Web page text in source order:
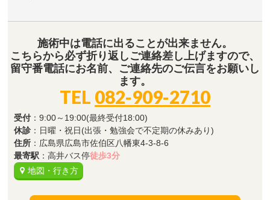
施術中は電話に出ることが出来ません。
こちらから必ず折り返しご連絡差し上げますので、
留守番電話にお名前、ご連絡先のご伝言をお願いし
ます。
TEL 082-909-2710
受付 ：9:00～19:00(最終受付18:00)
休診 ：日曜・祝日(出張・勉強会で不定期の休みあり)
住所 ：広島県広島市佐伯区八幡東4-3-8-6
最寄駅 ：高井バス停徒歩3分
地図・行き方